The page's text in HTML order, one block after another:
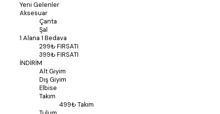
Yeni Gelenler
Aksesuar
Çanta
Şal
1 Alana 1 Bedava
299₺ FIRSATI
399₺ FIRSATI
İNDİRİM
Alt Giyim
Dış Giyim
Elbise
Takım
499₺ Takım